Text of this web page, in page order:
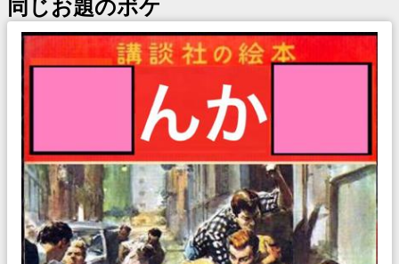
同じお題のボケ